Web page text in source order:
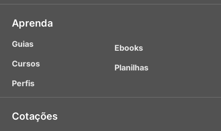
Aprenda
Guias
Cursos
Perfis
Ebooks
Planilhas
Cotações